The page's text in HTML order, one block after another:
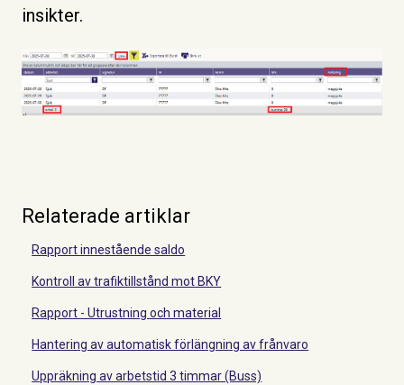
insikter.
Relaterade artiklar
Rapport innestående saldo
Kontroll av trafiktillstånd mot BKY
Rapport - Utrustning och material
Hantering av automatisk förlängning av frånvaro
Uppräkning av arbetstid 3 timmar (Buss)